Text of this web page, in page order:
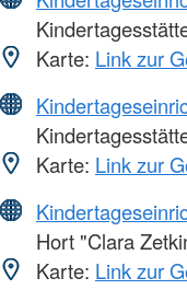
Karte: Link zur
Karte: Link zur
Hort "Clara
Karte: Link zur